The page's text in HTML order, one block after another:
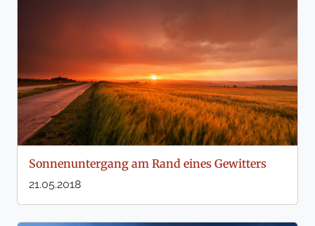
Sonnenuntergang am Rand eines Gewitters
21.05.2018